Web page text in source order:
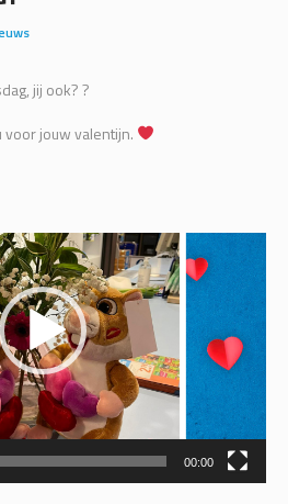
jij ook? ?
voor jouw valentijn.
00:00